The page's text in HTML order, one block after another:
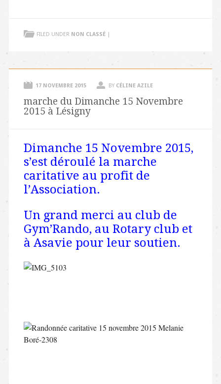
FILED UNDER NON CLASSÉ |
17 NOVEMBRE 2015 BY CÉLINE AZILE
marche du Dimanche 15 Novembre
2015 à Lésigny
Dimanche 15 Novembre 2015,
s’est déroulé la marche
caritative au profit de
l’Association.
Un grand merci au club de
Gym’Rando, au Rotary club et
à Asavie pour leur soutien.